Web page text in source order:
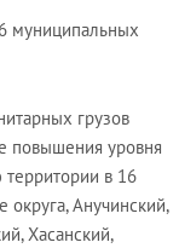
муниципальных
грузов
повышения уровня
в 16
округа, Анучинский,
Хасанский,